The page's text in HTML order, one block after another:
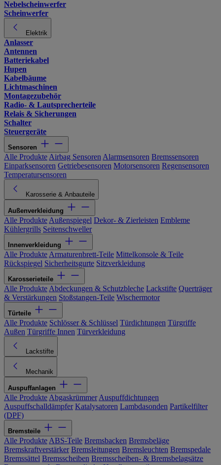
Nebelscheinwerfer
Scheinwerfer
Elektrik
Anlasser
Antennen
Batteriekabel
Hupen
Kabelbäume
Lichtmaschinen
Montagezubehör
Radio- & Lautsprecherteile
Relais & Sicherungen
Schalter
Steuergeräte
Sensoren
Alle Produkte Airbag Sensoren Alarmsensoren Bremssensoren
Einparksensoren Getriebesensoren Motorsensoren Regensensoren
Temperatursensoren
Karosserie & Anbauteile
Außenverkleidung
Alle Produkte Außenspiegel Dekor- & Zierleisten Embleme
Kühlergrills Seitenschweller
Innenverkleidung
Alle Produkte Armaturenbrett-Teile Mittelkonsole & Teile
Rückspiegel Sicherheitsgurte Sitzverkleidung
Karosserieteile
Alle Produkte Abdeckungen & Schutzbleche Lackstifte Querträger
& Verstärkungen Stoßstangen-Teile Wischermotor
Türteile
Alle Produkte Schlösser & Schlüssel Türdichtungen Türgriffe
Außen Türgriffe Innen Türverkleidung
Lackstifte
Mechanik
Auspuffanlagen
Alle Produkte Abgaskrümmer Auspuffdichtungen
Auspuffschalldämpfer Katalysatoren Lambdasonden Partikelfilter
(DPF)
Bremsteile
Alle Produkte ABS-Teile Bremsbacken Bremsbeläge
Bremskraftverstärker Bremsleitungen Bremsleuchten Bremspedale
Bremssättel Bremsscheiben Bremsscheiben- & Bremsbelagsätze